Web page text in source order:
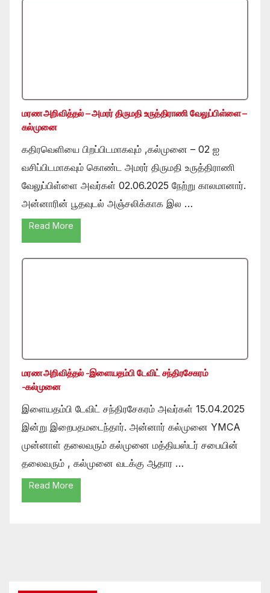
மரண அறிவித்தல் – அமரர் திருமதி உருத்திராணி வேலுப்பிள்ளை –
கல்முனை
கதிரவெளியை பிறப்பிடமாகவும் ,கல்முனை – 02 ஐ
வசிப்பிடமாகவும் கொண்ட அமரர் திருமதி உருத்திராணி
வேலுப்பிள்ளை அவர்கள் 02.06.2025 நேற்று காலமானார்.
அன்னாரின் பூதவுடல் அஞ்சலிக்காக இல …
Read More
மரண அறிவித்தல் -இளையதம்பி டேவிட் சந்திரசேகரம்
-கல்முனை
இளையதம்பி டேவிட் சந்திரசேகரம் அவர்கள் 15.04.2025
இன்று இறைபதமடைந்தார். அன்னார் கல்முனை YMCA
முன்னாள் தலைவரும் கல்முனை மத்தியஸ்டர் சபையின்
தலைவரும் , கல்முனை வடக்கு ஆதார …
Read More